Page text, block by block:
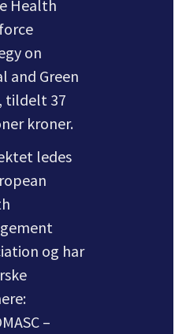
Health
on
and Green
tildelt 37
kroner.
ledes
og har
–